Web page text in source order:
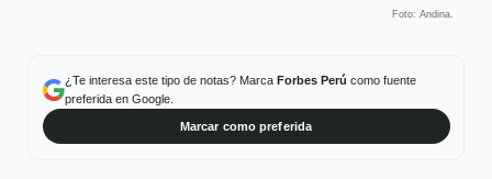
Foto: Andina.
¿Te interesa este tipo de notas? Marca Forbes Perú como fuente
preferida en Google.
Marcar como preferida